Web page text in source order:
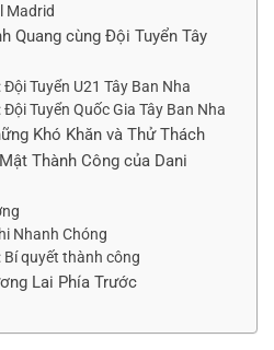
Madrid
Quang cùng Đội Tuyển Tây
Tuyển U21 Tây Ban Nha
Tuyển Quốc Gia Tây Ban Nha
Khó Khăn và Thử Thách
Thành Công của Dani
Nhanh Chóng
quyết thành công
Lai Phía Trước